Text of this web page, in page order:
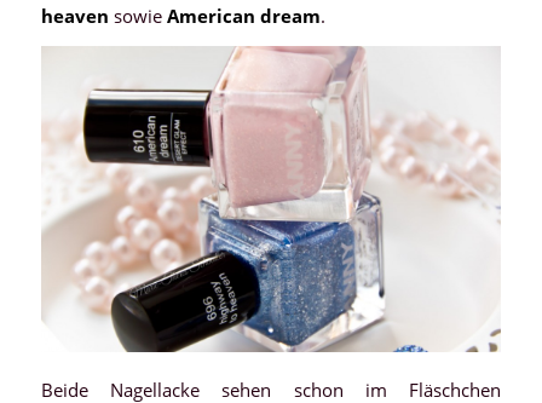
heaven sowie American dream.
Beide Nagellacke sehen schon im Fläschchen